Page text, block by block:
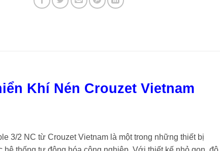
Khí Nén Crouzet Vietnam
3/2 NC từ Crouzet Vietnam là một trong những thiết bị